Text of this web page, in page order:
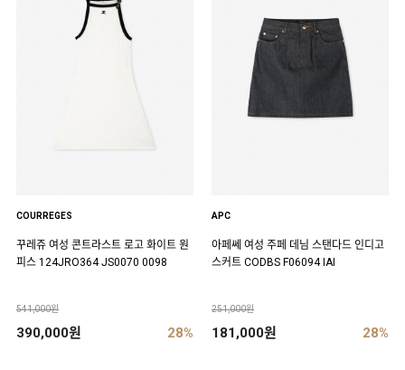
COURREGES
꾸레쥬 여성 콘트라스트 로고 화이트 원
피스 124JRO364 JS0070 0098
541,000원
390,000원 28%
APC
아페쎄 여성 주페 데님 스탠다드 인디고
스커트 CODBS F06094 IAI
251,000원
181,000원 28%